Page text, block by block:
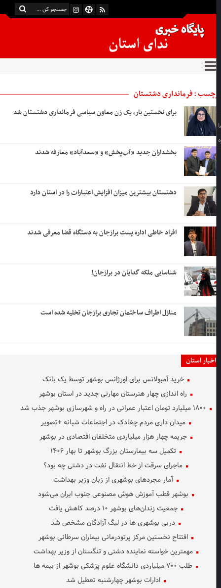
: فرمانداری دشتستان
برای نخستین بار، یک زن معاون سیاسی فرمانداری دشتستان شد
بخشداران جدید «آب‌پخش» و «سعدآباد» معارفه شدند
دشتستان بیشترین میزان افزایش اعتبارات را در استان دارد
افراد خاطی اداره پست برازجان به ‌دستگاه قضا معرفی شدند
شناسایی ملکه گدایان در برازجان!
منازل اطراف ساختمان تجاری برازجان تخلیه شده است
اخبار استان
خرید آمبولانس برای اورژانس بوشهر توسط یک بانک
راه اندازی چهار هنرستان مهارتی جدید در استان بوشهر
۱۸۰۰ میلیارد تومان اعتبار عمرانی در راه و شهرسازی بوشهر جذب شد
میدان داری مردم چغادک در اجتماعات شبانه +تصویر
جریمه چهار هزار میلیاردی متخلفان اقتصادی در بوشهر
تکمیل سه بیمارستان بزرگ بوشهر تا بهار ۱۴۰۶
ماجرای سرقت از خط انتقال نفت در دشتی چه بود؟
آمار مجردهای بوشهری از زبان وزیر بهداشت
بوشهر قطب آموزش هوش مصنوعی جنوب ایران می‌شود
جمعیت زندان‌های بوشهر ۱۰ درصد کاهش یافت
دربی بوشهری ها در لیگ آزادگان مشخص شد
افتتاح نخستین مرکز پرتودرمانی بیماران سرطانی بوشهر
مهمترین خواسته نماینده دشتی و تنگستان از وزیر بهداشت
طلب ۷۰۰ میلیاردی دانشگاه علوم پزشکی بوشهر از بیمه ها
ادارات بوشهر چهارشنبه تعطیل شد